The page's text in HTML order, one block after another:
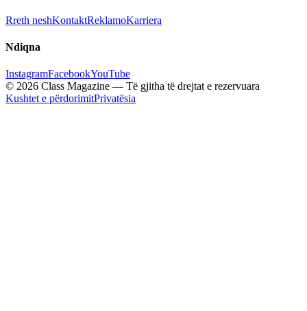
Rreth neshKontaktReklamoKarriera
Ndiqna
InstagramFacebookYouTube
© 2026 Class Magazine — Të gjitha të drejtat e rezervuara
Kushtet e përdorimitPrivatësia